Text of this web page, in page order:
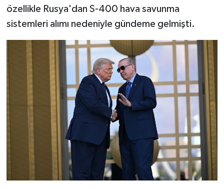
özellikle Rusya'dan S-400 hava savunma
sistemleri alımı nedeniyle gündeme gelmişti.